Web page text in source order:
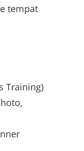
tempat
Training)